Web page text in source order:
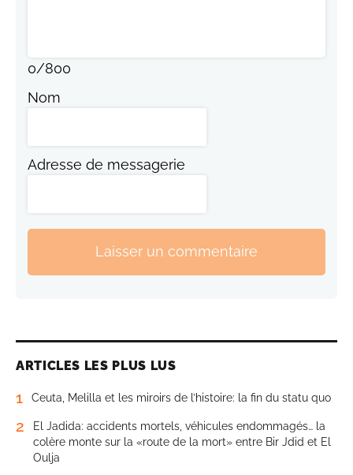
0/800
Nom
Adresse de messagerie
Laisser un commentaire
ARTICLES LES PLUS LUS
1 Ceuta, Melilla et les miroirs de l’histoire: la fin du statu quo
2
El Jadida: accidents mortels, véhicules endommagés… la
colère monte sur la «route de la mort» entre Bir Jdid et El
Oulja